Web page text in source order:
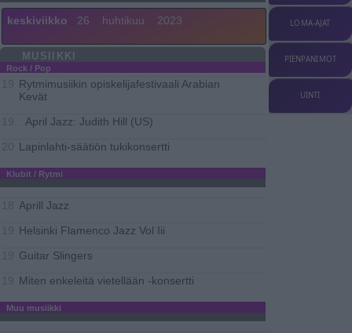
keskiviikko 26 huhtikuu 2023
MUSIIKKI
Rock / Pop
Rytmimusiikin opiskelijafestivaali Arabian
Kevät
April Jazz: Judith Hill (US)
Lapinlahti-säätiön tukikonsertti
Klubit / Rytmi
Aprill Jazz
Helsinki Flamenco Jazz Vol Iii
Guitar Slingers
Miten enkeleitä vietellään -konsertti
Muu musiikki
LOMA-AJAT
PIENPANIMOT
UINTI